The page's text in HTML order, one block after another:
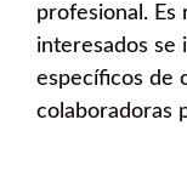
profesional. Es
interesados se
específicos de
colaboradoras